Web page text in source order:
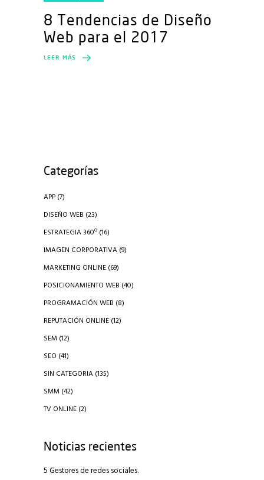
8 Tendencias de Diseño
Web para el 2017
LEER MÁS
Categorías
APP (7)
DISEÑO WEB (23)
ESTRATEGIA 360º (16)
IMAGEN CORPORATIVA (9)
MARKETING ONLINE (69)
POSICIONAMIENTO WEB (40)
PROGRAMACIÓN WEB (8)
REPUTACIÓN ONLINE (12)
SEM (12)
SEO (41)
SIN CATEGORIA (135)
SMM (42)
TV ONLINE (2)
Noticias recientes
5 Gestores de redes sociales.